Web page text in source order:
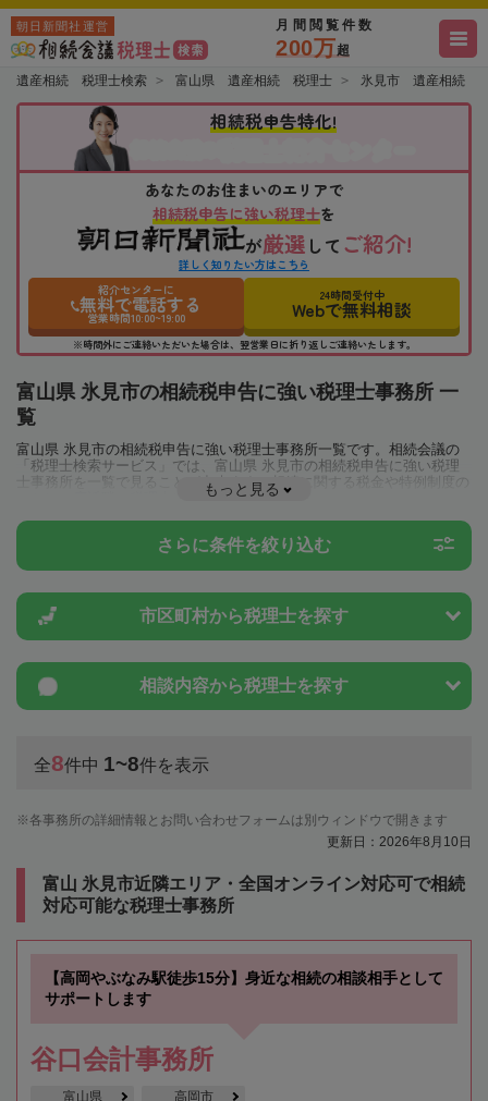
朝日新聞社運営 月間閲覧件数
200万超
遺産相続 税理士検索 富山県 遺産相続 税理士 氷見市 遺産相続
相続税申告特化!
あなたのお住まいのエリアで
相続税申告に強い税理士を
が厳選 して ご紹介!
詳しく知りたい方はこちら
紹介センターに
無料で電話する
営業時間10:00~19:00
24時間受付中
Webで無料相談
※時間外にご連絡いただいた場合は、翌営業日に折り返しご連絡いたします。
富山県 氷見市の相続税申告に強い税理士事務所 一
覧
富山県 氷見市の相続税申告に強い税理士事務所一覧です。相続会議の
「税理士検索サービス」では、富山県 氷見市の相続税申告に強い税理
士事務所を一覧で見ることが出来ます。相続に関する税金や特例制度の
ことは一度近隣の税理士に相談してみましょう。
もっと見る
さらに条件を絞り込む
市区町村から税理士を探す
相談内容から税理士を探す
全8件中 1~8件を表示
各事務所の詳細情報とお問い合わせフォームは別ウィンドウで開きます
更新日：2026年8月10日
富山 氷見市近隣エリア・全国オンライン対応可で相続
対応可能な税理士事務所
【高岡やぶなみ駅徒歩15分】身近な相続の相談相手として
サポートします
谷口会計事務所
富山県 高岡市